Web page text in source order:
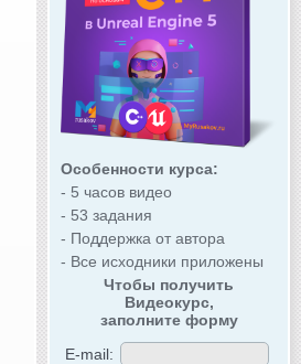
Особенности курса:
- 5 часов видео
- 53 задания
- Поддержка от автора
- Все исходники приложены
Чтобы получить
Видеокурс,
заполните форму
E-mail: